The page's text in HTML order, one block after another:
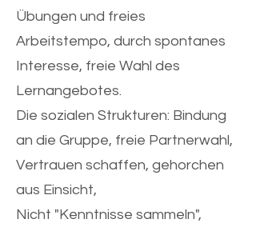
Übungen und freies
Arbeitstempo, durch spontanes
Interesse, freie Wahl des
Lernangebotes.
Die sozialen Strukturen: Bindung
an die Gruppe, freie Partnerwahl,
Vertrauen schaffen, gehorchen
aus Einsicht,
Nicht "Kenntnisse sammeln",